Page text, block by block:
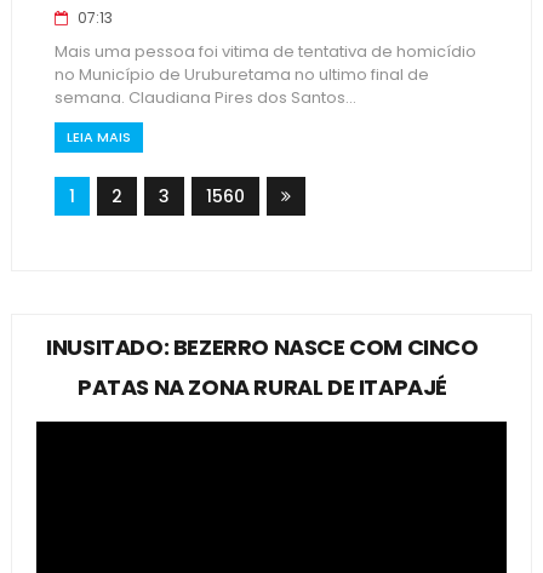
07:13
Mais uma pessoa foi vitima de tentativa de homicídio
no Município de Uruburetama no ultimo final de
semana. Claudiana Pires dos Santos...
LEIA MAIS
1 2 3 1560
INUSITADO: BEZERRO NASCE COM CINCO
PATAS NA ZONA RURAL DE ITAPAJÉ